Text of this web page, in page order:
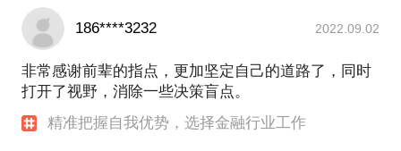
186****3232 2022.09.02
非常感谢前辈的指点，更加坚定自己的道路了，同时
打开了视野，消除一些决策盲点。
精准把握自我优势，选择金融行业工作